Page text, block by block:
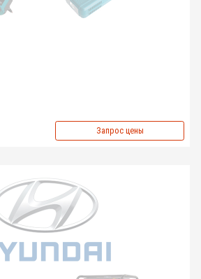
Запрос цены